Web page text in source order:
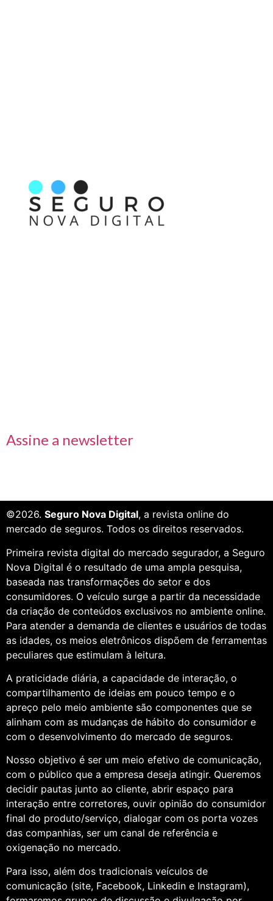
Assine a newsletter
©2026. Seguro Nova Digital, a revista online do
mercado de seguros. Todos os direitos reservados.
Primeira revista digital do mercado segurador, a Seguro
Nova Digital é o resultado de uma ampla pesquisa,
baseada nas transformações do setor e dos
consumidores. O veículo surge a partir da necessidade
da criação de conteúdos exclusivos no ambiente online.
Para atender a demanda de clientes e usuários de todas
as idades, os meios eletrônicos dispõem de ferramentas
peculiares que estimulam à leitura.
A praticidade diária, a capacidade de interação, o
compartilhamento de ideias em pouco tempo e o
apreço pelo meio ambiente são componentes que se
alinham com as mudanças de hábito do consumidor e
com o desenvolvimento do mercado de seguros.
Nosso objetivo é ser um meio efetivo de comunicação,
com o público que a empresa deseja atingir. Queremos
decidir pautas junto ao cliente, abrir espaço para
interação entre corretores, ouvir opinião do consumidor
final do produto/serviço, dialogar com os porta vozes
das companhias, ser um canal de referência e
oxigenação no mercado.
Para isso, além dos tradicionais veículos de
comunicação (site, Facebook, Linkedin e Instagram),